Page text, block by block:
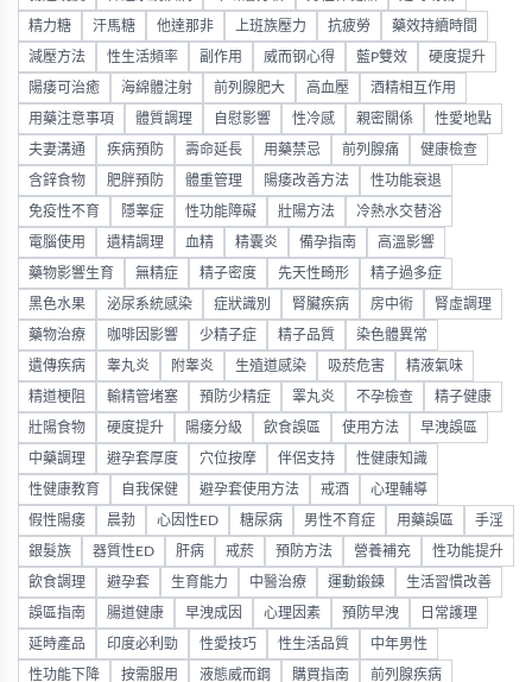
精力糖 汗馬糖 他達那非 上班族壓力 抗疲勞 藥效持續時間
減壓方法 性生活頻率 副作用 威而钢心得 藍P雙效 硬度提升
陽痿可治癒 海綿體注射 前列腺肥大 高血壓 酒精相互作用
用藥注意事項 體質調理 自慰影響 性冷感 親密關係 性愛地點
夫妻溝通 疾病預防 壽命延長 用藥禁忌 前列腺痛 健康檢查
含鋅食物 肥胖預防 體重管理 陽痿改善方法 性功能衰退
免疫性不育 隱睾症 性功能障礙 壯陽方法 冷熱水交替浴
電腦使用 遺精調理 血精 精囊炎 備孕指南 高溫影響
藥物影響生育 無精症 精子密度 先天性畸形 精子過多症
黑色水果 泌尿系統感染 症狀識別 腎臟疾病 房中術 腎虛調理
藥物治療 咖啡因影響 少精子症 精子品質 染色體異常
遺傳疾病 睾丸炎 附睾炎 生殖道感染 吸菸危害 精液氣味
精道梗阻 輸精管堵塞 預防少精症 睪丸炎 不孕檢查 精子健康
壯陽食物 硬度提升 陽痿分級 飲食誤區 使用方法 早洩誤區
中藥調理 避孕套厚度 穴位按摩 伴侶支持 性健康知識
性健康教育 自我保健 避孕套使用方法 戒酒 心理輔導
假性陽痿 晨勃 心因性ED 糖尿病 男性不育症 用藥誤區 手淫
銀髮族 器質性ED 肝病 戒菸 預防方法 營養補充 性功能提升
飲食調理 避孕套 生育能力 中醫治療 運動鍛鍊 生活習慣改善
誤區指南 腸道健康 早洩成因 心理因素 預防早洩 日常護理
延時產品 印度必利勁 性愛技巧 性生活品質 中年男性
性功能下降 按需服用 液態威而鋼 購買指南 前列腺疾病